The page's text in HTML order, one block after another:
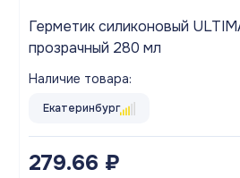
Герметик силиконовый
прозрачный 280 мл
Наличие товара:
Екатеринбург
279.66 ₽